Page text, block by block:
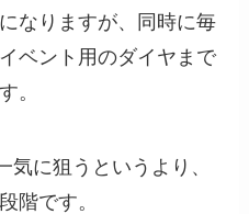
なりますが、同時に毎
ベント用のダイヤまで
。
気に狙うというより、
階です。